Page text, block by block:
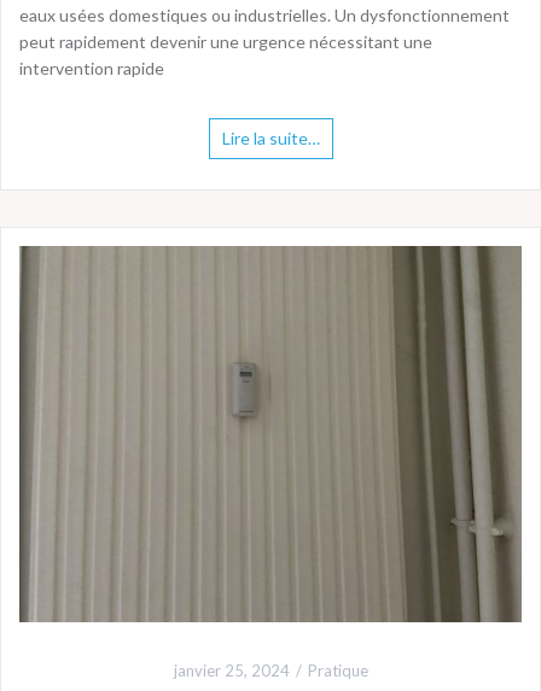
eaux usées domestiques ou industrielles. Un dysfonctionnement
peut rapidement devenir une urgence nécessitant une
intervention rapide
Lire la suite…
janvier 25, 2024 Pratique